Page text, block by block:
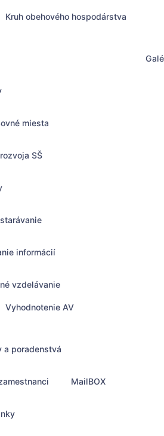
Kruh obehového hospodárstva
miesta
SŠ
informácií
vzdelávanie
Vyhodnotenie AV
a poradenstvá
MailBOX